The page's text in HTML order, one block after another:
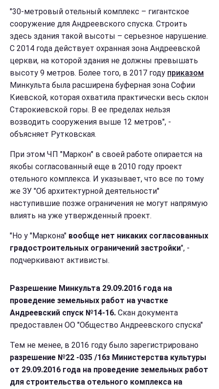
"30-метровый отельный комплекс – гигантское
сооружение для Андреевского спуска. Строить
здесь здания такой высоты – серьезное нарушение.
С 2014 года действует охранная зона Андреевской
церкви, на которой здания не должны превышать
высоту 9 метров. Более того, в 2017 году приказом
Минкульта была расширена буферная зона Софии
Киевской, которая охватила практически весь склон
Старокиевской горы. В ее пределах нельзя
возводить сооружения выше 12 метров", -
объясняет Рутковская.
При этом ЧП "Маркон" в своей работе опирается на
якобы согласованный еще в 2010 году проект
отельного комплекса. И указывает, что все по тому
же ЗУ "Об архитектурной деятельности"
наступившие позже ограничения не могут напрямую
влиять на уже утвержденный проект.
"Но у "Маркона" вообще нет никаких согласованных
градостроительных ограничений застройки", -
подчеркивают активисты.
Разрешение Минкульта 29.09.2016 года на
проведение земельных работ на участке
Андреевский спуск №14-16. Скан документа
предоставлен ОО "Общество Андреевского спуска"
Тем не менее, в 2016 году было зарегистрировано
разрешение №22 -035 /16з Министерства культуры
от 29.09.2016 года на проведение земельных работ
для строительства отельного комплекса на